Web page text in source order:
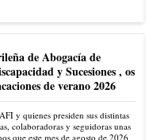
de Abogacía de
y Sucesiones , os
de verano 2026
y quienes presiden sus distintas
colaboradoras y seguidoras unas
que este mes de agosto de 2026